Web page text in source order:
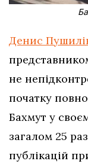
Денис
не
початку
Бахмут у
загалом 25
публікацій